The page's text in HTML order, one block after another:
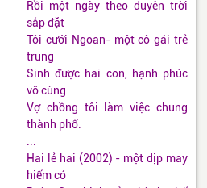
Rồi một ngày theo duyên trời
sắp đặt
Tôi cưới Ngoan- một cô gái trẻ
trung
Sinh được hai con, hạnh phúc
vô cùng
Vợ chồng tôi làm việc chung
thành phố.
...
Hai lẻ hai (2002) - một dịp may
hiếm có